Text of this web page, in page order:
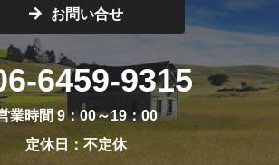
お問い合せ
6459-9315
業時間 9：00～19：00
定休日：不定休